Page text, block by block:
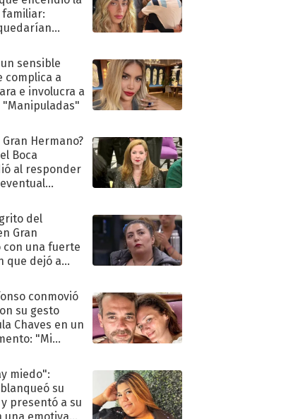
familiar:
sensible
complica a
e involucra a
"Manipuladas"
Gran Hermano?
Boca
al responder
del
Gran
con una fuerte
que dejó a
conmovió
su gesto
Chaves en un
"Mi
miedo":
su
presentó a su